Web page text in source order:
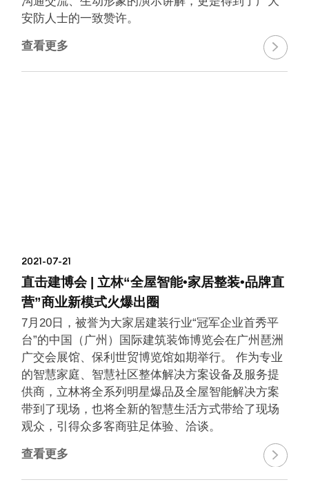
安防人士的一致赞许。
查看更多 
2021-07-21
直击建博会 | 立林“全屋智能•家居整装•品牌直
营”商业新模式火爆出圈
7月20日，被誉为大家居建装行业“冠军企业首秀平
台”的中国（广州）国际建筑装饰博览会在广州琶洲
广交会展馆、保利世贸博览馆如期举行。 作为专业
的智慧家庭、智慧社区整体解决方案设备及服务提
供商，立林将全系列明星爆品及全屋智能解决方案
带到了现场，也将全新的智慧生活方式带给了现场
观众，引得众多客商驻足体验、洽谈。
查看更多 